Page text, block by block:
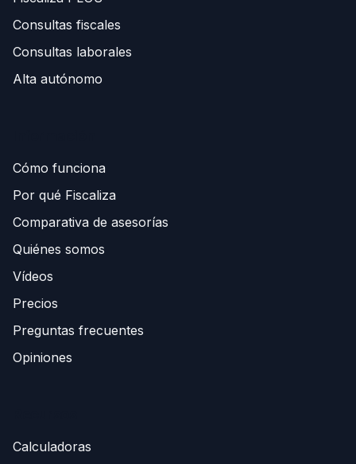
Consultas fiscales
Consultas laborales
Alta autónomo
Cómo funciona
Por qué Fiscaliza
Comparativa de asesorías
Quiénes somos
Vídeos
Precios
Preguntas frecuentes
Opiniones
Calculadoras